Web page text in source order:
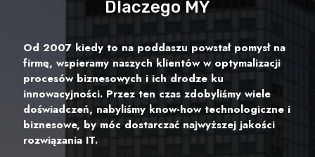
Dlaczego MY
Od 2007 kiedy to na poddaszu powstał pomysł na
firmę, wspieramy naszych klientów w optymalizacji
procesów biznesowych i ich drodze ku
innowacyjności. Przez ten czas zdobyliśmy wiele
doświadczeń, nabyliśmy know-how technologiczne i
biznesowe, by móc dostarczać najwyższej jakości
rozwiązania IT.